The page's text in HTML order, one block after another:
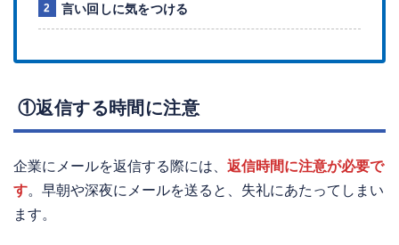
言い回しに気をつける
①返信する時間に注意
企業にメールを返信する際には、 返信時間に注意が必要で
す。早朝や深夜にメールを送ると、失礼にあたってしまい
ます。